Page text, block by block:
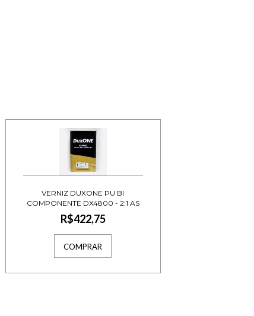
VERNIZ DUXONE PU BI
COMPONENTE DX4800 - 2:1 AS
4.5L -AXALTA
R$422,75
COMPRAR